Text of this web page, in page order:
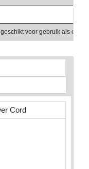
voor gebruik als